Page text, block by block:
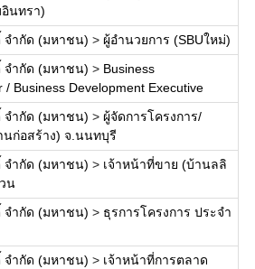
นทรา)
จำกัด (มหาชน) > ผู้อำนวยการ (SBUใหม่)
จำกัด (มหาชน) > Business
/ Business Development Executive
จำกัด (มหาชน) > ผู้จัดการโครงการ/
นก่อสร้าง) จ.นนทบุรี
จำกัด (มหาชน) > เจ้าหน้าที่ขาย (บ้านลลิ
น
จำกัด (มหาชน) > ธุรการโครงการ ประจำ
จำกัด (มหาชน) > เจ้าหน้าที่การตลาด